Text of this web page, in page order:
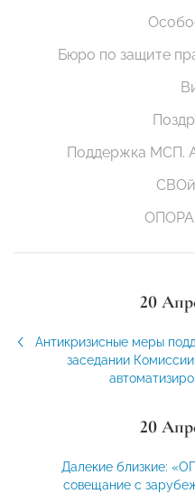
Бюро по защите
Поддержка МСП.
СВОй
20
Антикризисные меры
заседании
20
Далекие близкие:
совещание с